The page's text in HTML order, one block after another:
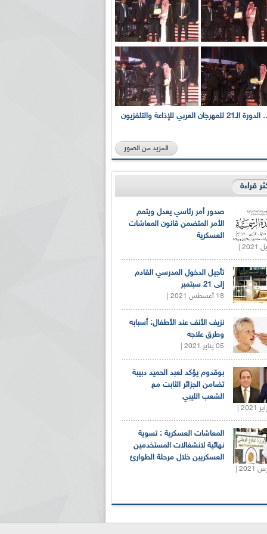
بالصور... الدورة الـ21 للمهرجان العربي للإذاعة والتلفزيون
المزيد من الصور
قراءة
صدور أمر رئاسي يعدل ويتمم
الأمر المتضمن قانون المعاشات
العسكرية
تأجيل الدخول المدرسي القادم
إلى 21 سبتمبر
18 أغسطس 2021 |
نزيف الأنف عند الأطفال: أسبابه
وطرق علاجه
05 يناير 2021 |
بوقدوم يؤكد لعبد الحميد دبيبة
تضامن الجزائر الثابت مع
الشعب الليبي
المعاشات العسكرية : تسوية
نهائية لانشغالات المستخدمين
العسكريين خلال مرحلة الطوارئ